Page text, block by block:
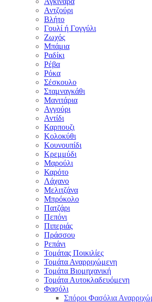
Αντζούρι
Βλήτο
Γουλί ή Γογγύλι
Ζωχός
Μπάμια
Ραδίκι
Ρέβα
Ρόκα
Σέσκουλο
Σταμναγκάθι
Μανιτάρια
Αγγούρι
Αντίδι
Καρπουζι
Κολοκύθι
Κουνουπίδι
Κρεμμύδι
Μαρούλι
Καρότο
Λάχανο
Μελιτζάνα
Μπρόκολο
Πατζάρι
Πεπόνι
Πιπεριάς
Πράσσου
Ρεπάνι
Τομάτας Ποικιλίες
Τομάτα Αναρριχώμενη
Τομάτα Βιομηχανική
Τομάτα Αυτοκλαδευόμενη
Φασόλι
Σπόροι Φασόλια